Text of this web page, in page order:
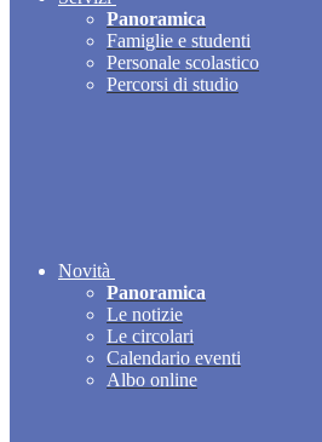
Panoramica
Famiglie e studenti
Personale scolastico
Percorsi di studio
Novità
Panoramica
Le notizie
Le circolari
Calendario eventi
Albo online